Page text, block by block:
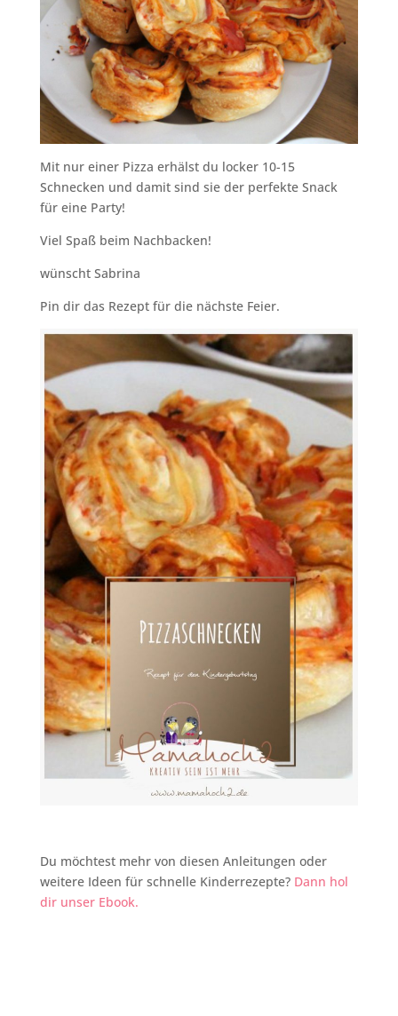
Mit nur einer Pizza erhälst du locker 10-15
Schnecken und damit sind sie der perfekte Snack
für eine Party!
Viel Spaß beim Nachbacken!
wünscht Sabrina
Pin dir das Rezept für die nächste Feier.
Du möchtest mehr von diesen Anleitungen oder
weitere Ideen für schnelle Kinderrezepte? Dann hol
dir unser Ebook.